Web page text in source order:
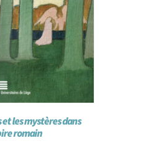
les mystères dans
romain